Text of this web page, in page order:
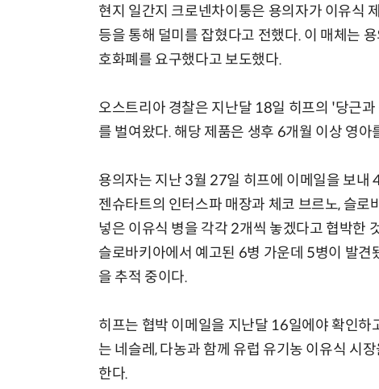
현지 일간지 크로넨차이퉁은 용의자가 이유식
등을 통해 덜미를 잡혔다고 전했다. 이 매체는
호화폐를 요구했다고 보도했다.
오스트리아 경찰은 지난달 18일 히프의 '당근
를 벌여왔다. 해당 제품은 생후 6개월 이상 영아
용의자는 지난 3월 27일 히프에 이메일을 보내
젠슈타트의 인터스파 매장과 체코 브르노, 슬
넣은 이유식 병을 각각 2개씩 놓겠다고 협박한
슬로바키아에서 예고된 6병 가운데 5병이 발
을 추적 중이다.
히프는 협박 이메일을 지난달 16일에야 확인
는 네슬레, 다농과 함께 유럽 유기농 이유식 시
한다.